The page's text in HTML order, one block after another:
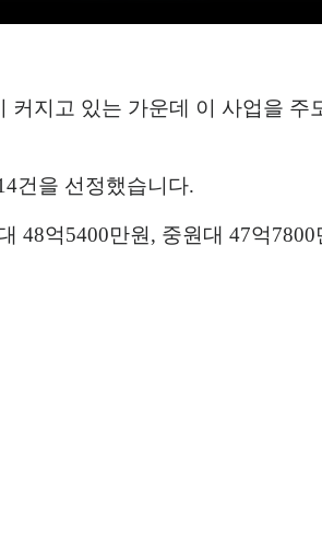
커지고 있는 가운데 이 사업을 주
건을 선정했습니다.
48억5400만원, 중원대 47억7800